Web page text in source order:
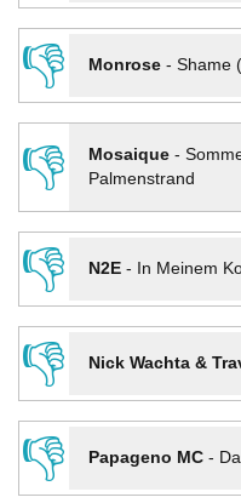
👎
Monrose- Shame
👎
Mosaique-
Palmenstrand
👎
N2E- In Meinem
👎
Nick Wachta &
👎
Papageno MC-